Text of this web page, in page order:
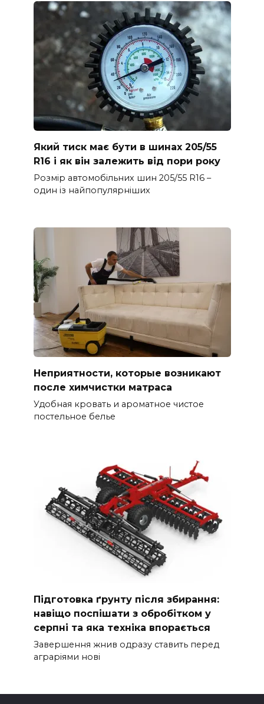
Який тиск має бути в шинах 205/55
R16 і як він залежить від пори року
Розмір автомобільних шин 205/55 R16 –
один із найпопулярніших
Неприятности, которые возникают
после химчистки матраса
Удобная кровать и ароматное чистое
постельное белье
Підготовка ґрунту після збирання:
навіщо поспішати з обробітком у
серпні та яка техніка впорається
Завершення жнив одразу ставить перед
аграріями нові